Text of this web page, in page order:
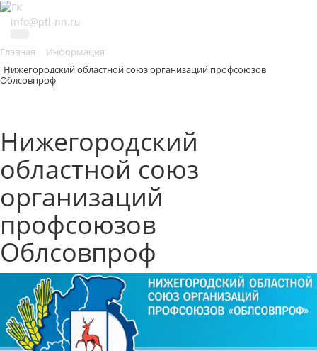
info@ptl-nn.ru
Главная
Информация
Нижегородский областной союз организаций профсоюзов
Облсовпроф
Нижегородский
областной союз
организаций
профсоюзов
Облсовпроф